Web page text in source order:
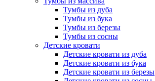
Тумбы из дуба
Тумбы из бука
Тумбы из березы
Тумбы из сосны
Детские кровати
Детские кровати из дуба
Детские кровати из бука
Детские кровати из березы